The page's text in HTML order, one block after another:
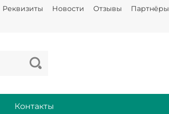
Реквизиты Новости Отзывы Партнёры
Контакты